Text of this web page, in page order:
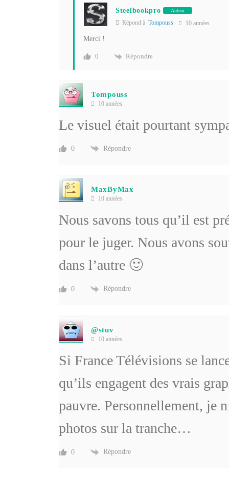
Steelbookpro Auteur
Répond à Tompouss 10 années
Merci !
0 Répondre
Tompouss
10 années
Le visuel était pourtant
0 Répondre
MaxByMax
10 années
Nous savons tous qu’il est
pour le juger. Nous avons
dans l’autre 🙂
0 Répondre
@stuv
10 années
Si France Télévisions se
qu’ils engagent des vrais
pauvre. Personnellement, je
photos sur la tranche…
0 Répondre